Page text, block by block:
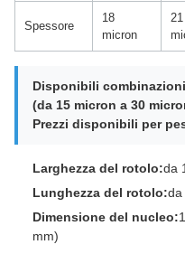
Spessore
18
micron
21
Disponibili
(da 15 micron a 30
Prezzi disponibili per
Larghezza del rotolo:da
Lunghezza del rotolo:da
Dimensione del nucleo:
mm)